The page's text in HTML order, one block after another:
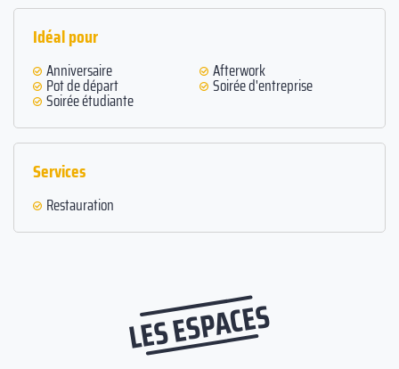
Idéal pour
Anniversaire Afterwork
Pot de départ Soirée d'entreprise
Soirée étudiante
Services
Restauration
LES ESPACES